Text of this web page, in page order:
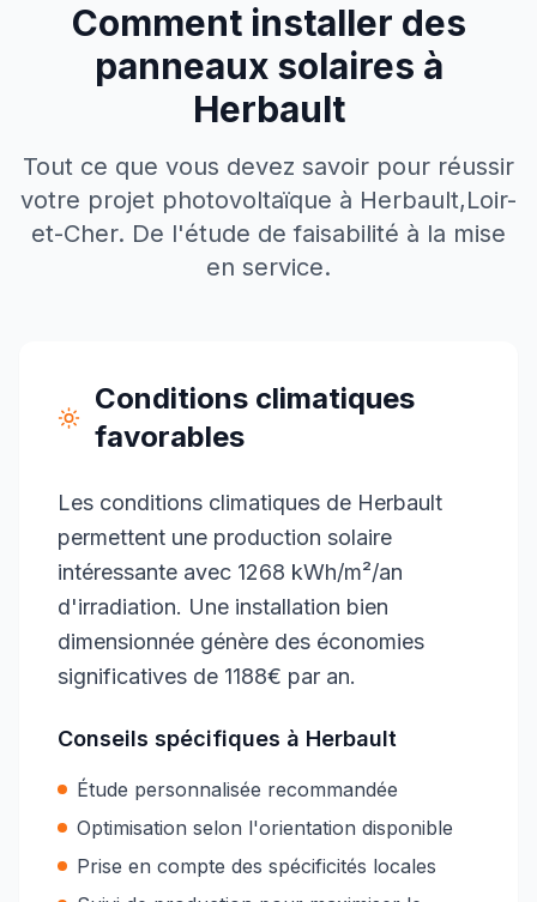
Comment installer des
panneaux solaires à
Herbault
Tout ce que vous devez savoir pour réussir
votre projet photovoltaïque à Herbault,Loir-
et-Cher. De l'étude de faisabilité à la mise
en service.
Conditions climatiques
favorables
Les conditions climatiques de Herbault
permettent une production solaire
intéressante avec 1268 kWh/m²/an
d'irradiation. Une installation bien
dimensionnée génère des économies
significatives de 1188€ par an.
Conseils spécifiques à Herbault
Étude personnalisée recommandée
Optimisation selon l'orientation disponible
Prise en compte des spécificités locales